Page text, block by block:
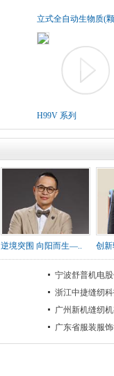
立式全自动生物质(
H99V 系列
逆境突围 向阳而生—.. 创
宁波舒普机电
浙江中捷缝纫
广州新机缝纫
广东省服装服